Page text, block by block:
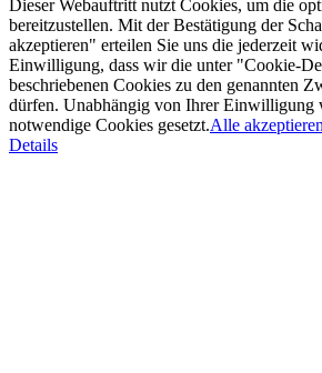
Dieser Webauftritt nutzt Cookies, um die
bereitzustellen. Mit der Bestätigung der
akzeptieren" erteilen Sie uns die jederzeit
Einwilligung, dass wir die unter "Cookie-
beschriebenen Cookies zu den genannten
dürfen. Unabhängig von Ihrer Einwilligung
notwendige Cookies gesetzt.Alle akzeptieren
Details